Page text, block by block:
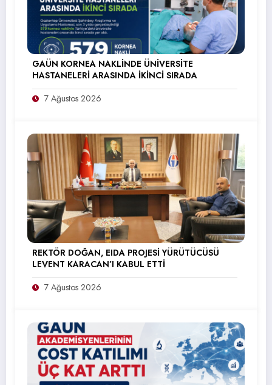
GAÜN KORNEA NAKLİNDE ÜNİVERSİTE
HASTANELERİ ARASINDA İKİNCİ SIRADA
7 Ağustos 2026
REKTÖR DOĞAN, EIDA PROJESİ YÜRÜTÜCÜSÜ
LEVENT KARACAN’I KABUL ETTİ
7 Ağustos 2026